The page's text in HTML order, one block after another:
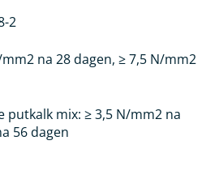
2
na 28 dagen, ≥ 7,5 N/mm2
mix: ≥ 3,5 N/mm2 na
56 dagen